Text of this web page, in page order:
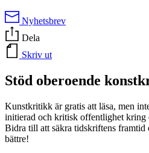
Nyhetsbrev
Dela
Skriv ut
Stöd oberoende
Kunstkritikk är gratis att läsa, men
initierad och kritisk offentlighet kring
Bidra till att säkra tidskriftens framtid
bättre!